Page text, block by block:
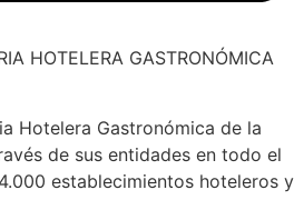
HOTELERA GASTRONÓMICA
Hotelera Gastronómica de la
de sus entidades en todo el
establecimientos hoteleros y